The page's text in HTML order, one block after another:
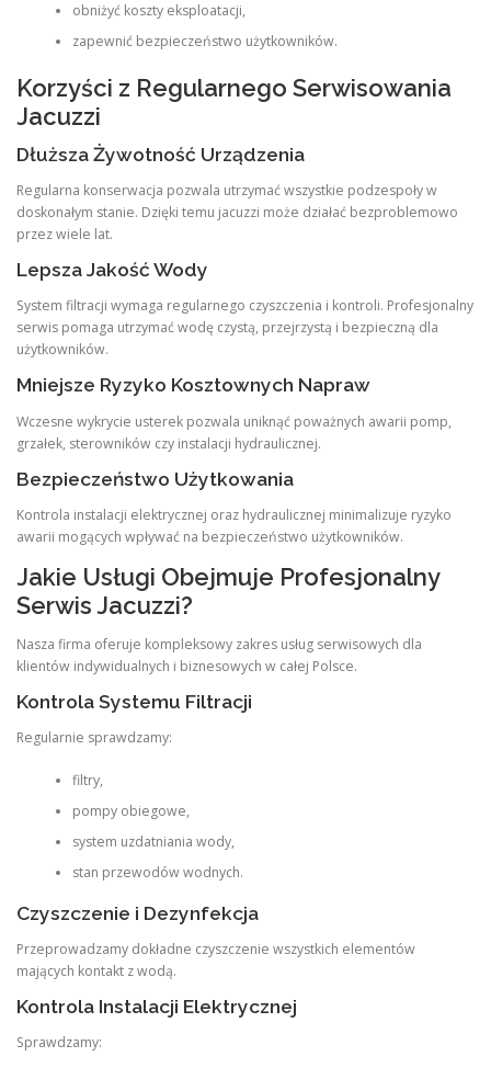
obniżyć koszty eksploatacji,
zapewnić bezpieczeństwo użytkowników.
Korzyści z Regularnego Serwisowania
Jacuzzi
Dłuższa Żywotność Urządzenia
Regularna konserwacja pozwala utrzymać wszystkie podzespoły w
doskonałym stanie. Dzięki temu jacuzzi może działać bezproblemowo
przez wiele lat.
Lepsza Jakość Wody
System filtracji wymaga regularnego czyszczenia i kontroli. Profesjonalny
serwis pomaga utrzymać wodę czystą, przejrzystą i bezpieczną dla
użytkowników.
Mniejsze Ryzyko Kosztownych Napraw
Wczesne wykrycie usterek pozwala uniknąć poważnych awarii pomp,
grzałek, sterowników czy instalacji hydraulicznej.
Bezpieczeństwo Użytkowania
Kontrola instalacji elektrycznej oraz hydraulicznej minimalizuje ryzyko
awarii mogących wpływać na bezpieczeństwo użytkowników.
Jakie Usługi Obejmuje Profesjonalny
Serwis Jacuzzi?
Nasza firma oferuje kompleksowy zakres usług serwisowych dla
klientów indywidualnych i biznesowych w całej Polsce.
Kontrola Systemu Filtracji
Regularnie sprawdzamy:
filtry,
pompy obiegowe,
system uzdatniania wody,
stan przewodów wodnych.
Czyszczenie i Dezynfekcja
Przeprowadzamy dokładne czyszczenie wszystkich elementów
mających kontakt z wodą.
Kontrola Instalacji Elektrycznej
Sprawdzamy: